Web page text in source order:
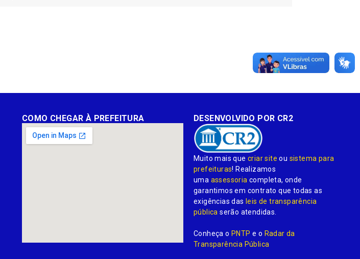
COMO CHEGAR À PREFEITURA DESENVOLVIDO POR CR2
Muito mais quecriar site ou sistema para
prefeituras! Realizamos
uma assessoria completa, onde
garantimos em contrato que todas as
exigências dasleis de transparência
pública serão atendidas.
Conheça oPNTP e o Radar da
Transparência Pública